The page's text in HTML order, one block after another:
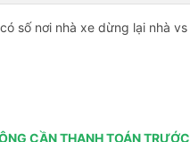
số nơi nhà xe dừng lại nhà vs
CẦN THANH TOÁN TRƯỚC